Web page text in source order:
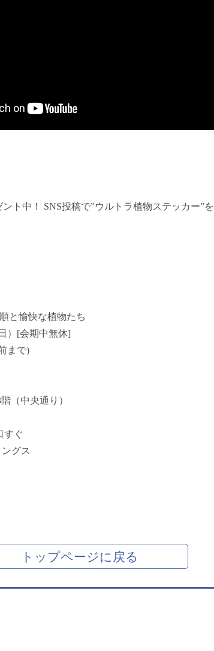
ト中！ SNS投稿で”ウルトラ植物ステッカー”を
と愉快な植物たち
）[会期中無休]
まで)
（中央通り）
すぐ
グス
トップページに戻る